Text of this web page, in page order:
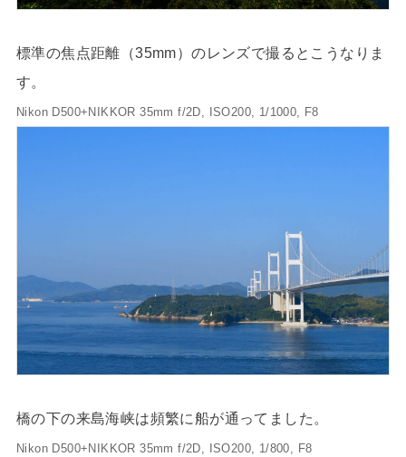
標準の焦点距離（35mm）のレンズで撮るとこうなりま
す。
Nikon D500+NIKKOR 35mm f/2D, ISO200, 1/1000, F8
橋の下の来島海峡は頻繁に船が通ってました。
Nikon D500+NIKKOR 35mm f/2D, ISO200, 1/800, F8